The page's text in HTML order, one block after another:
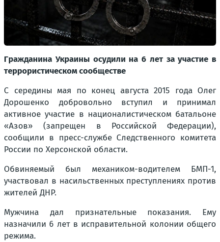
Гражданина Украины осудили на 6 лет за участие в
террористическом сообществе
С середины мая по конец августа 2015 года Олег
Дорошенко добровольно вступил и принимал
активное участие в националистическом батальоне
«Азов» (запрещен в Российской Федерации),
сообщили в пресс-службе Следственного комитета
России по Херсонской области.
Обвиняемый был механиком-водителем БМП-1,
участвовал в насильственных преступлениях против
жителей ДНР.
Мужчина дал признательные показания. Ему
назначили 6 лет в исправительной колонии общего
режима.